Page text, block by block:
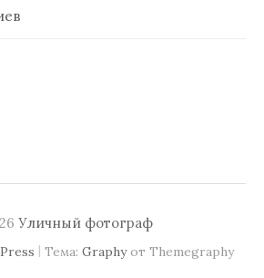
Уличный фотограф
| Тема: Graphyот Themegraphy